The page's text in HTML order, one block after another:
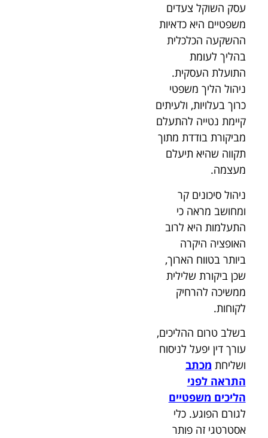
עסק השוקל צעדים
משפטיים היא כדאיות
ההשקעה הכלכלית
בהליך לעומת
התועלת העסקית.
ניהול הליך משפטי
כרוך בעלויות, ולעיתים
קיימת נטייה להתעלם
מביקורת בודדת מתוך
תקווה שהיא תיעלם
מעצמה.
ניהול סיכונים קר
ומחושב מראה כי
התעלמות היא לרוב
האופציה היקרה
ביותר בטווח הארוך,
שכן ביקורת שלילית
ממשיכה להרחיק
לקוחות.
בשלב טרום ההליכים,
עורך דין יפעל לניסוח
ושליחת מכתב
התראה לפני
הליכים משפטיים
לגורם הפוגע. כלי
אסטרטגי זה פותר